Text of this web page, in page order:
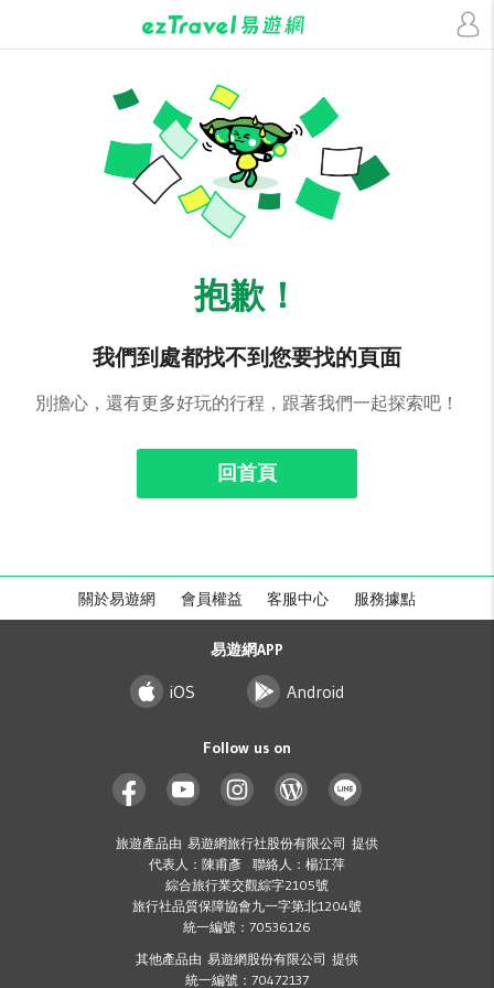
抱歉！
我們到處都找不到您要找的頁面
別擔心，還有更多好玩的行程，跟著我們一起探索吧！
回首頁
關於易遊網 會員權益 客服中心 服務據點
易遊網APP
iOS Android
Follow us on
旅遊產品由 易遊網旅行社股份有限公司 提供
代表人：陳甫彥 聯絡人：楊江萍
綜合旅行業交觀綜字2105號
旅行社品質保障協會九一字第北1204號
統一編號：70536126
其他產品由 易遊網股份有限公司 提供
統一編號：70472137